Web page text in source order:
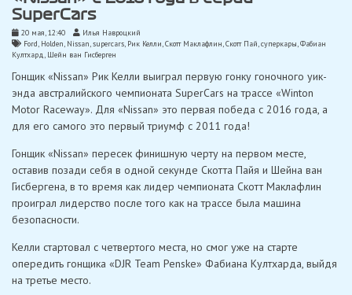
SuperCars
20 мая, 12:40
Илья Навроцкий
Ford, Holden, Nissan,supercars, Рик Келли,Скотт Маклафлин,Скотт Пай,суперкары,Фабиан
Култхард, Шейн ван Гисберген
Гонщик «Nissan» Рик Келли выиграл первую гонку гоночного уик-
энда австралийского чемпионата SuperCars на трассе «Winton
Motor Raceway». Для «Nissan» это первая победа с 2016 года, а
для его самого это первый триумф с 2011 года!
Гонщик «Nissan» пересек финишную черту на первом месте,
оставив позади себя в одной секунде Скотта Пайя и Шейна ван
Гисбергена, в то время как лидер чемпионата Скотт Маклафлин
проиграл лидерство после того как на трассе была машина
безопасности.
Келли стартовал с четвертого места, но смог уже на старте
опередить гонщика «DJR Team Penske» Фабиана Култхарда, выйдя
на третье место.